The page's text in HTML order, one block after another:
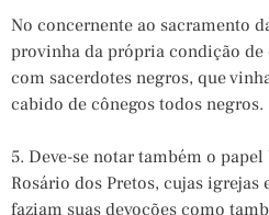
No concernente ao sacramento
provinha da própria condição de
com sacerdotes negros, que
cabido de cônegos todos negros.
5. Deve-se notar também o
Rosário dos Pretos, cujas
faziam suas devoções como